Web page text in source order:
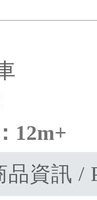
12m+
品資訊 /